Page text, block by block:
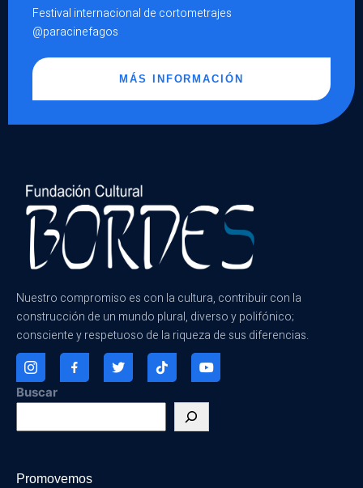
Festival internacional de cortometrajes
@paracinefagos
MÁS INFORMACIÓN
Nuestro compromiso es con la cultura, contribuir con la
construcción de un mundo plural, diverso y polifónico;
consciente y respetuoso de la riqueza de sus diferencias.
Buscar
Promovemos